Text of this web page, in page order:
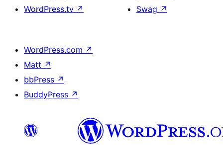
WordPress.tv ↗
Swag ↗
WordPress.com ↗
Matt ↗
bbPress ↗
BuddyPress ↗